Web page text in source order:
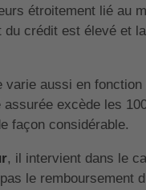
étroitement lié au
du crédit est élevé et
aussi en
excède les
façon considérable.
, il intervient dans le
le remboursement